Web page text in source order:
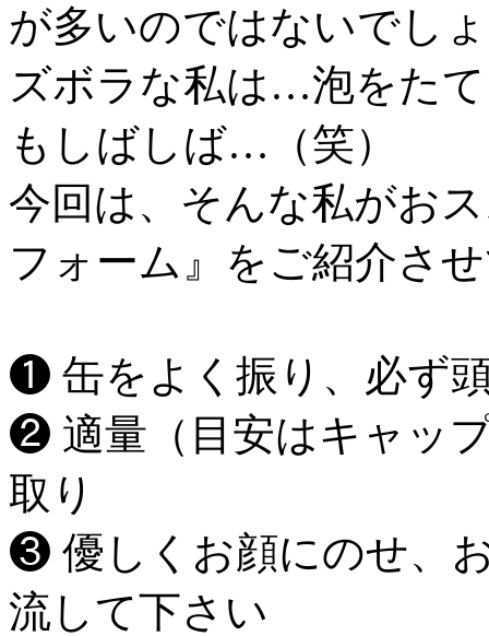
が多いのではないでし
ズボラな私は…泡をた
もしばしば…（笑）
今回は、そんな私がお
フォーム』をご紹介さ
❶ 缶をよく振り、必ず
❷ 適量（目安はキャッ
取り
❸ 優しくお顔にのせ、
流して下さい